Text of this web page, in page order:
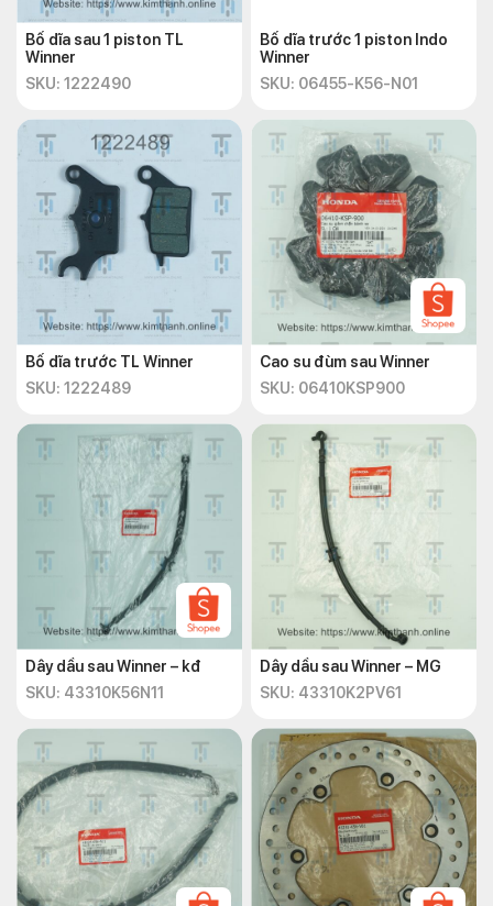
Bố dĩa sau 1 piston TL
Winner
SKU: 1222490
Bố dĩa trước 1 piston Indo
Winner
SKU: 06455-K56-N01
Bố dĩa trước TL Winner
SKU: 1222489
Cao su đùm sau Winner
SKU: 06410KSP900
Dây dầu sau Winner – kđ
SKU: 43310K56N11
Dây dầu sau Winner – MG
SKU: 43310K2PV61